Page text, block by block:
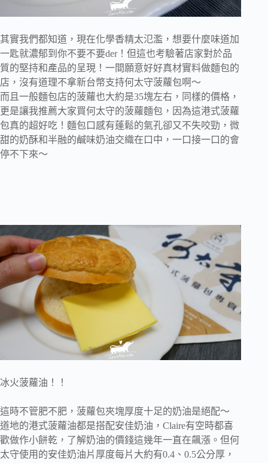
其實我們都知道，現在化學香精太氾濫，想要什麼味道加
一匙就濃郁到你不要不要der！但這也考驗著店家對於品
質的堅持和產品的呈現！一間願意好好真材實料做麵包的
店，沒有道理不拿新台幣支持何太守菠蘿包啊～
而且一般麵包店的菠蘿也大約是35塊左右，同樣的價格，
更是讓我推薦大家買何太守的菠蘿麵包，因為這港式菠蘿
包真的超好吃！麵包口感有蓬鬆的氣孔卻又不失咬勁，微
甜的奶酥和半融的鹹味奶油交織在口中，一口接一口的會
停不下來～
冰火菠蘿油！！
這時不管肥不肥，菠蘿包夾塊厚度十足的奶油是絕配～
道地的港式菠蘿油都是搭配安佳奶油，Claire有空時都喜
歡做作小餅乾，了解奶油的價錢這幾年一直在飆漲。但何
太守使用的安佳奶油片厚度每片大約有0.4、0.5公分厚，